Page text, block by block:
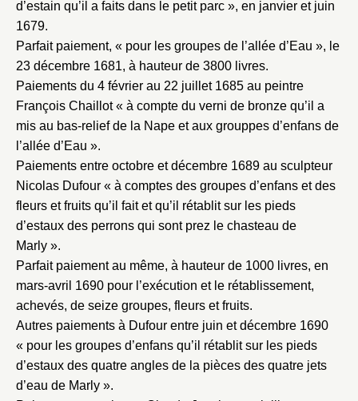
d’estain qu’il a faits dans le petit parc », en janvier et juin
1679.
Parfait paiement, « pour les groupes de l’allée d’Eau », le
23 décembre 1681, à hauteur de 3800 livres.
Paiements du 4 février au 22 juillet 1685 au peintre
François Chaillot « à compte du verni de bronze qu’il a
mis au bas-relief de la Nape et aux grouppes d’enfans de
l’allée d’Eau ».
Paiements entre octobre et décembre 1689 au sculpteur
Nicolas Dufour « à comptes des groupes d’enfans et des
fleurs et fruits qu’il fait et qu’il rétablit sur les pieds
d’estaux des perrons qui sont prez le chasteau de
Marly ».
Parfait paiement au même, à hauteur de 1000 livres, en
mars-avril 1690 pour l’exécution et le rétablissement,
achevés, de seize groupes, fleurs et fruits.
Autres paiements à Dufour entre juin et décembre 1690
« pour les groupes d’enfans qu’il rétablit sur les pieds
d’estaux des quatre angles de la pièces des quatre jets
d’eau de Marly ».
Fermer
Choix du dossier où ajouter la
notice
Nom du dossier
Valider
Connexion
Courriel
Mot de passe